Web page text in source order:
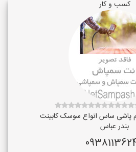
کسب و کار
پاشی ساس انواع سوسک کابینت
بندر عباس